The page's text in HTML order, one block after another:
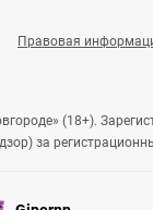
Правовая
(18+).
за